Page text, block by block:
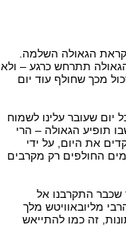
הגאולה השלמה.
תתרחש כרגע – ולא
מכך שחולף עוד יום
שעובר עלינו לשמוח
תופיע הגאולה – הרי
את היום, על ידי
החולפים רק מקרבים
שכבר התקרבנו אל
מליובאוויטש מלך
זה כמו להתייאש